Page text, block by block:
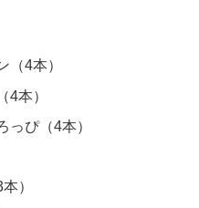
4本）
本）
ぴ（4本）
）